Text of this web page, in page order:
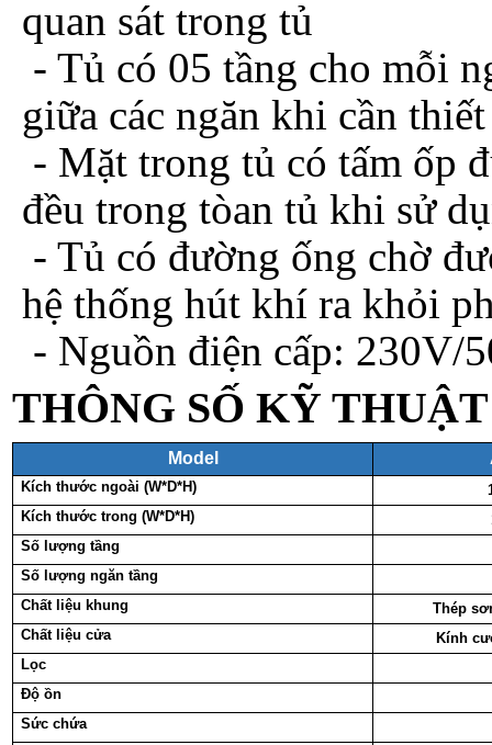
quan sát trong tủ
- Tủ có 05 tầng cho mỗi
giữa các ngăn khi cần thiết
- Mặt trong tủ có tấm ốp
đều trong tòan tủ khi sử
- Tủ có đường ống chờ
hệ thống hút khí ra khỏi
- Nguồn điện cấp: 230V/
THÔNG SỐ KỸ THUẬT
Model
Kích thước ngoài (W*D*H)
Kích thước trong (W*D*H)
Số lượng tầng
Số lượng ngăn tầng
Chất liệu khung
Thép
Chất liệu cửa
Kính
Lọc
Độ ồn
Sức chứa